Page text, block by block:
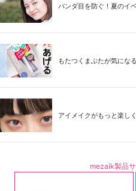
パンダ目を防ぐ！夏のイ
もたつくまぶたが気にな
アイメイクがもっと楽し
mezaik製品